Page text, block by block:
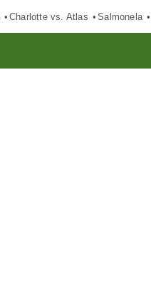
Charlotte vs. Atlas Salmonela